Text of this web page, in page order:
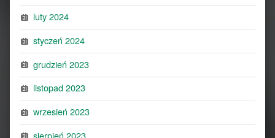
luty 2024
styczeń 2024
grudzień 2023
listopad 2023
wrzesień 2023
sierpień 2023